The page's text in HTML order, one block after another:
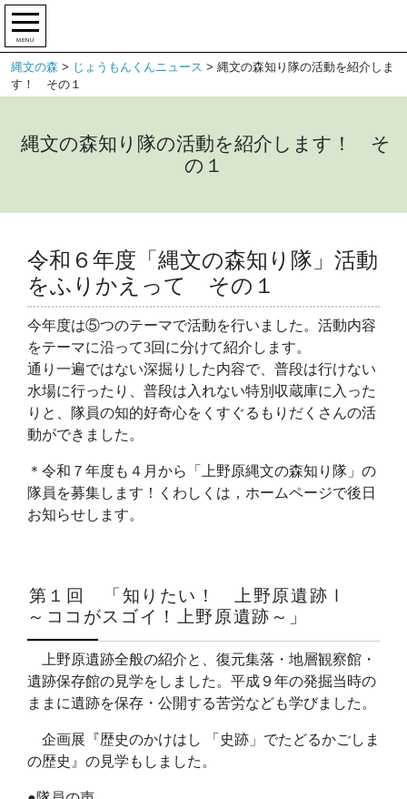
MENU
縄文の森 > じょうもんくんニュース > 縄文の森知り隊の活動を紹介しま
す！ その１
縄文の森知り隊の活動を紹介します！ そ
の１
令和６年度「縄文の森知り隊」活動
をふりかえって その１
今年度は⑤つのテーマで活動を行いました。活動内容
をテーマに沿って3回に分けて紹介します。
通り一遍ではない深掘りした内容で、普段は行けない
水場に行ったり、普段は入れない特別収蔵庫に入った
りと、隊員の知的好奇心をくすぐるもりだくさんの活
動ができました。
＊令和７年度も４月から「上野原縄文の森知り隊」の
隊員を募集します！くわしくは，ホームページで後日
お知らせします。
第１回 「知りたい！ 上野原遺跡Ⅰ
～ココがスゴイ！上野原遺跡～」
上野原遺跡全般の紹介と、復元集落・地層観察館・
遺跡保存館の見学をしました。平成９年の発掘当時の
ままに遺跡を保存・公開する苦労なども学びました。
企画展『歴史のかけはし 「史跡」でたどるかごしま
の歴史』の見学もしました。